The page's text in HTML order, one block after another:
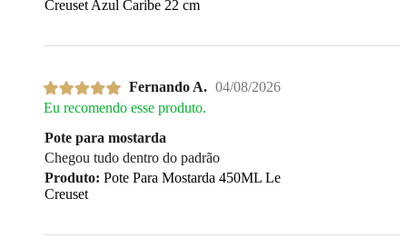
Creuset Azul Caribe 22 cm
Fernando A. 04/08/2026
Eu recomendo esse produto.
Pote para mostarda
Chegou tudo dentro do padrão
Produto: Pote Para Mostarda 450ML Le
Creuset